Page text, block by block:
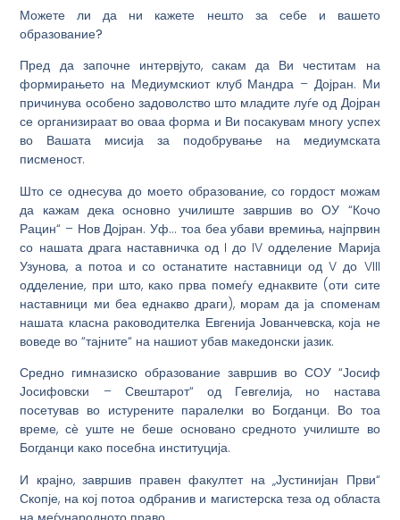
Можете ли да ни кажете нешто за себе и вашето
образование?
Пред да започне интервјуто, сакам да Ви честитам на
формирањето на Медиумскиот клуб Мандра – Дојран. Ми
причинува особено задоволство што младите луѓе од Дојран
се организираат во оваа форма и Ви посакувам многу успех
во Вашата мисија за подобрување на медиумската
писменост.
Што се однесува до моето образование, со гордост можам
да кажам дека основно училиште завршив во ОУ “Кочо
Рацин“ – Нов Дојран. Уф… тоа беа убави времиња, најпрвин
со нашата драга наставничка од I до IV одделение Марија
Узунова, а потоа и со останатите наставници од V до VIII
одделение, при што, како прва помеѓу еднаквите (оти сите
наставници ми беа еднакво драги), морам да ја споменам
нашата класна раководителка Евгенија Јованчевска, која не
воведе во “тајните“ на нашиот убав македонски јазик.
Средно гимназиско образование завршив во СОУ “Јосиф
Јосифовски – Свештарот“ од Гевгелија, но настава
посетував во истурените паралелки во Богданци. Во тоа
време, сѐ уште не беше основано средното училиште во
Богданци како посебна институција.
И крајно, завршив правен факултет на „Јустинијан Први“
Скопје, на кој потоа одбранив и магистерска теза од областа